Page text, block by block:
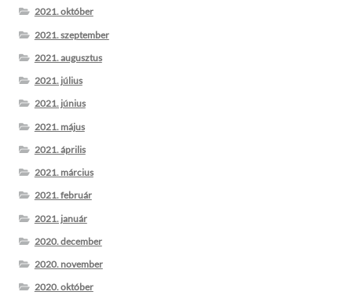
2021. október
2021. szeptember
2021. augusztus
2021. július
2021. június
2021. május
2021. április
2021. március
2021. február
2021. január
2020. december
2020. november
2020. október